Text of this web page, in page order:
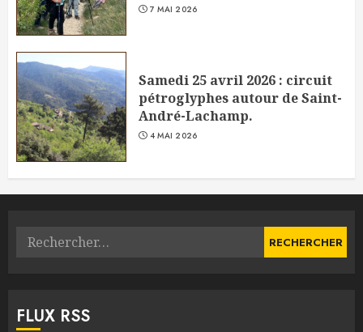
7 MAI 2026
Samedi 25 avril 2026 : circuit
pétroglyphes autour de Saint-
André-Lachamp.
4 MAI 2026
Rechercher :
FLUX RSS